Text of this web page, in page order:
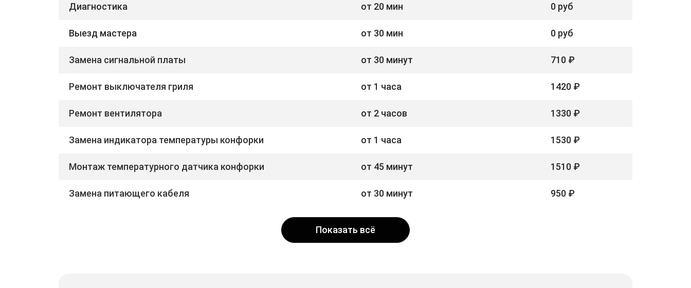
Диагностика от 20 мин 0 руб
Выезд мастера от 30 мин 0 руб
Замена сигнальной платы от 30 минут 710 ₽
Ремонт выключателя гриля от 1 часа 1420 ₽
Ремонт вентилятора от 2 часов 1330 ₽
Замена индикатора температуры конфорки от 1 часа 1530 ₽
Монтаж температурного датчика конфорки от 45 минут 1510 ₽
Замена питающего кабеля от 30 минут 950 ₽
Показать всё